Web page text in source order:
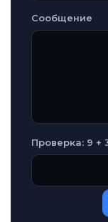
Сообщение
Проверка: 9 +